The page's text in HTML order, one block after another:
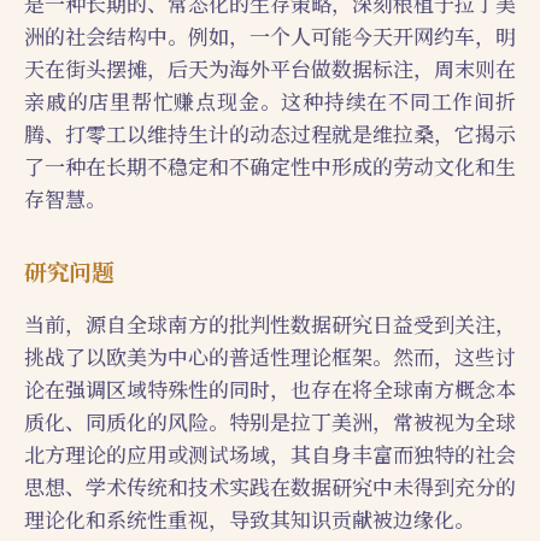
洲的社会结构中。例如，一个人可能今天开网约车，明
天在街头摆摊，后天为海外平台做数据标注，周末则在
亲戚的店里帮忙赚点现金。这种持续在不同工作间折
腾、打零工以维持生计的动态过程就是维拉桑，它揭示
了一种在长期不稳定和不确定性中形成的劳动文化和生
存智慧。
研究问题
当前，源自全球南方的批判性数据研究日益受到关注，
挑战了以欧美为中心的普适性理论框架。然而，这些讨
论在强调区域特殊性的同时，也存在将全球南方概念本
质化、同质化的风险。特别是拉丁美洲，常被视为全球
北方理论的应用或测试场域，其自身丰富而独特的社会
思想、学术传统和技术实践在数据研究中未得到充分的
理论化和系统性重视，导致其知识贡献被边缘化。